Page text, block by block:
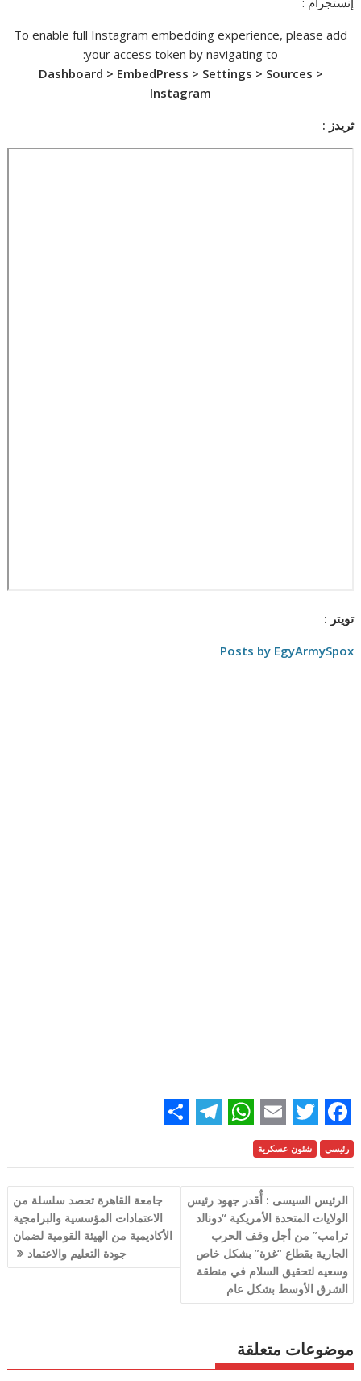
To enable full Instagram embedding experience, please add
your access token by navigating to:
Dashboard > EmbedPress > Settings > Sources >
Instagram
ثريدز :
تويتر :
Posts by EgyArmySpox
F
a
c
e
b
o
o
T
w
i
t
t
e
r
E
m
a
i
l
W
h
a
t
s
A
p
T
e
l
e
g
r
S
h
a
r
رئيسي شئون عسكرية
تصفّح
المقالات
الرئيس السيسى : أٌقدر جهود رئيس
الولايات المتحدة الأمريكية “دونالد
ترامب” من أجل وقف الحرب
الجارية بقطاع “غزة” بشكل خاص
وسعيه لتحقيق السلام في منطقة
الشرق الأوسط بشكل عام
جامعة القاهرة تحصد سلسلة من
الاعتمادات المؤسسية والبرامجية
الأكاديمية من الهيئة القومية لضمان
جودة التعليم والاعتماد
موضوعات متعلقة